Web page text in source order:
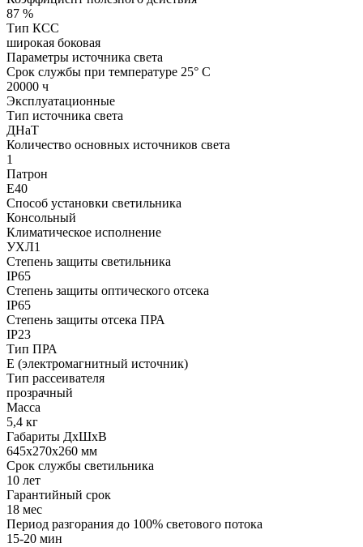
87 %
Тип КСС
широкая боковая
Параметры источника света
Срок службы при температуре 25° С
20000 ч
Эксплуатационные
Тип источника света
ДНаТ
Количество основных источников света
1
Патрон
Е40
Способ установки светильника
Консольный
Климатическое исполнение
УХЛ1
Степень защиты светильника
IP65
Степень защиты оптического отсека
IP65
Степень защиты отсека ПРА
IP23
Тип ПРА
E (электромагнитный источник)
Тип рассеивателя
прозрачный
Масса
5,4 кг
Габариты ДхШхВ
645x270x260 мм
Срок службы светильника
10 лет
Гарантийный срок
18 мес
Период разгорания до 100% светового потока
15-20 мин